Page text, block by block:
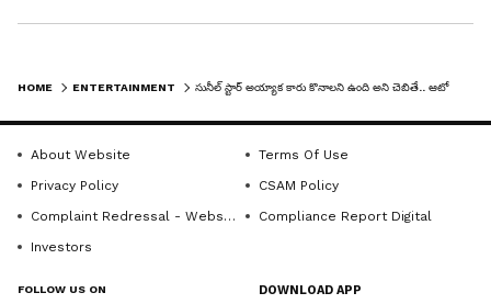
LATEST VIDEOS
HOME ENTERTAINMENT సునీల్ స్టార్ అయ్యాక కారు కొనాలని ఉంది అని చెబితే.. ఆటో కొనుక్కో అంటూ స్టార్ హీరో పెదనాన్న వెటకారంగా..
About Website
Terms Of Use
Privacy Policy
CSAM Policy
Complaint Redressal - Website
Compliance Report Digital
Investors
FOLLOW US ON DOWNLOAD APP